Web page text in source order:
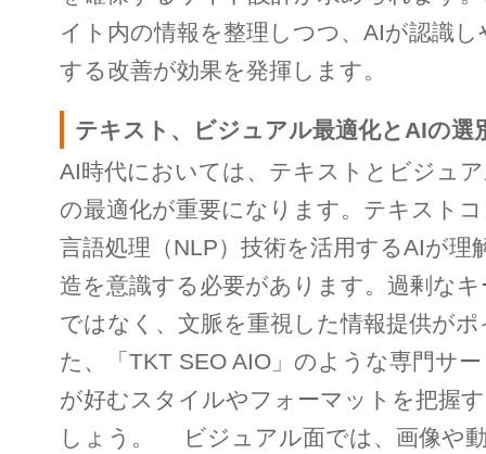
イト内の情報を整理しつつ、AIが認識
する改善が効果を発揮します。
テキスト、ビジュアル最適化とAIの選
AI時代においては、テキストとビジュ
の最適化が重要になります。テキスト
言語処理（NLP）技術を活用するAIが理
造を意識する必要があります。過剰な
ではなく、文脈を重視した情報提供が
た、「TKT SEO AIO」のような専門サ
が好むスタイルやフォーマットを把握
しょう。 ビジュアル面では、画像や